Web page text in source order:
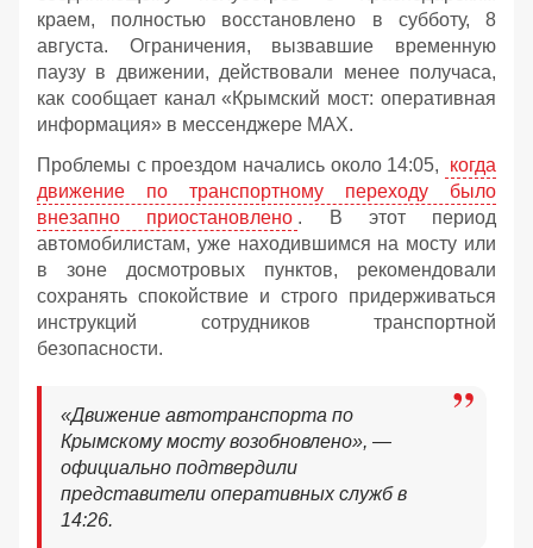
краем, полностью восстановлено в субботу, 8
августа. Ограничения, вызвавшие временную
паузу в движении, действовали менее получаса,
как сообщает канал «Крымский мост: оперативная
информация» в мессенджере MAX.
Проблемы с проездом начались около 14:05,
когда
движение по транспортному переходу было
внезапно приостановлено . В этот период
автомобилистам, уже находившимся на мосту или
в зоне досмотровых пунктов, рекомендовали
сохранять спокойствие и строго придерживаться
инструкций сотрудников транспортной
безопасности.
«Движение автотранспорта по
Крымскому мосту возобновлено», —
официально подтвердили
представители оперативных служб в
14:26.